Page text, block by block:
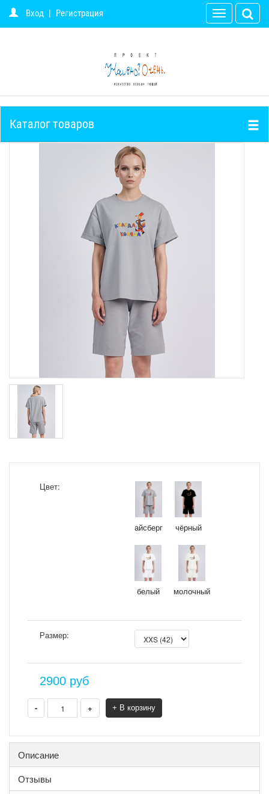
Вход | Регистрация
Toggle
navigation
Каталог товаров
Цвет:
айсберг чёрный
белый молочный
Размер:
2900 руб
- + + В корзину
Описание
Отзывы